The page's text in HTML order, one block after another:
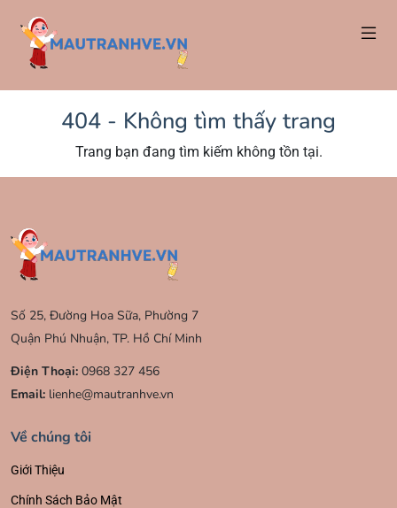
404 - Không tìm thấy trang
Trang bạn đang tìm kiếm không tồn tại.
Số 25, Đường Hoa Sữa, Phường 7
Quận Phú Nhuận, TP. Hồ Chí Minh
Điện Thoại: 0968 327 456
Email: lienhe@mautranhve.vn
Về chúng tôi
Giới Thiệu
Chính Sách Bảo Mật